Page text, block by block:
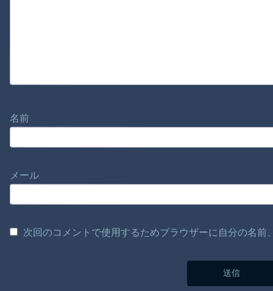
名前
メール
次回のコメントで使用するためブラウザーに自分の名